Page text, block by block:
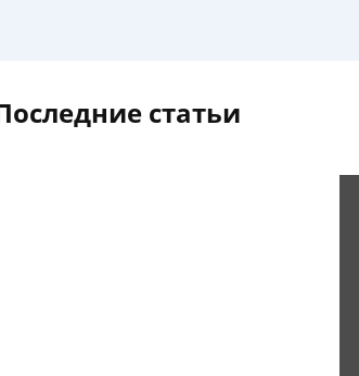
статьи